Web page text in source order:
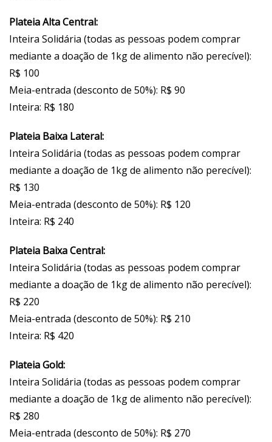
Plateia Alta Central:
Inteira Solidária (todas as pessoas podem comprar
mediante a doação de 1kg de alimento não perecível):
R$ 100
Meia-entrada (desconto de 50%): R$ 90
Inteira: R$ 180
Plateia Baixa Lateral:
Inteira Solidária (todas as pessoas podem comprar
mediante a doação de 1kg de alimento não perecível):
R$ 130
Meia-entrada (desconto de 50%): R$ 120
Inteira: R$ 240
Plateia Baixa Central:
Inteira Solidária (todas as pessoas podem comprar
mediante a doação de 1kg de alimento não perecível):
R$ 220
Meia-entrada (desconto de 50%): R$ 210
Inteira: R$ 420
Plateia Gold:
Inteira Solidária (todas as pessoas podem comprar
mediante a doação de 1kg de alimento não perecível):
R$ 280
Meia-entrada (desconto de 50%): R$ 270